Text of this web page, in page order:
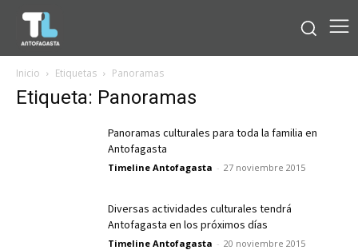
Inicio Etiquetas Panoramas
Etiqueta: Panoramas
Panoramas culturales para toda la familia en
Antofagasta
Timeline Antofagasta - 27 noviembre 2015
Diversas actividades culturales tendrá
Antofagasta en los próximos días
Timeline Antofagasta - 20 noviembre 2015